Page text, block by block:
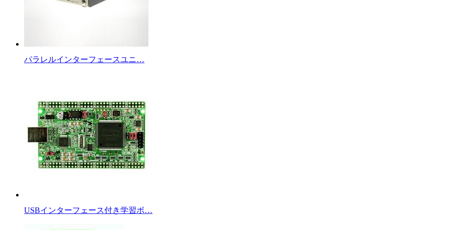
パラレルインターフェースユニ…
USBインターフェース付き学習ボ…